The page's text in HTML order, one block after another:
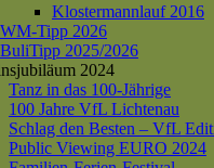
Klostermannlauf 2016
Tipp 2026
2025/2026
2024
Tanz in das 100-Jährige
100 Jahre VfL Lichtenau
Schlag den Besten – VfL
Public Viewing EURO 2024